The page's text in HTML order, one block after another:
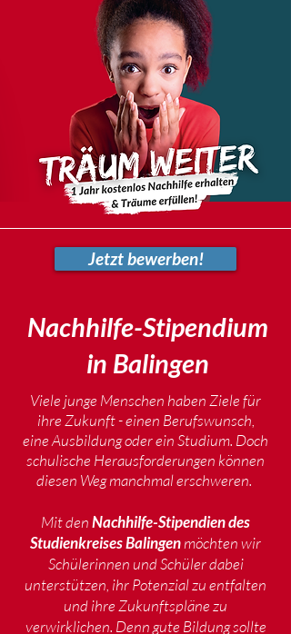
Jetzt bewerben!
Nachhilfe-Stipendium
in Balingen
Viele junge Menschen haben Ziele für
ihre Zukunft - einen Berufswunsch,
eine Ausbildung oder ein Studium. Doch
schulische Herausforderungen können
diesen Weg manchmal erschweren.
Mit denNachhilfe-Stipendien des
Studienkreises Balingenmöchten wir
Schülerinnen und Schüler dabei
unterstützen, ihr Potenzial zu entfalten
und ihre Zukunftspläne zu
verwirklichen. Denn gute Bildung sollte